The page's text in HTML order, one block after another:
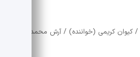
کیوان کریمی (خواننده) / آرش محمدی